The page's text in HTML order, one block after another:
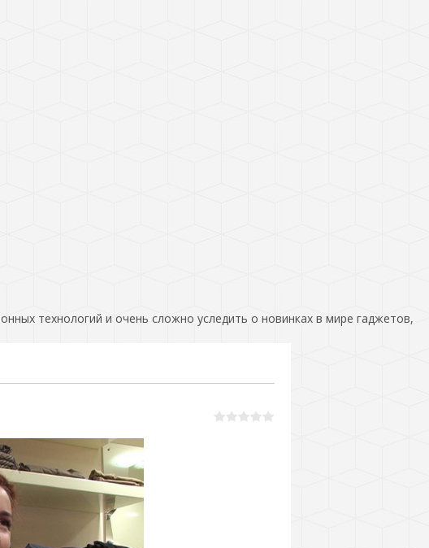
технологий и очень сложно уследить о новинках в мире гаджетов,